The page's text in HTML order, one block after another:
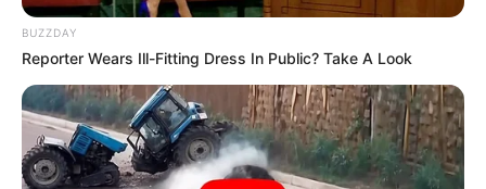
BUZZDAY
Reporter Wears Ill-Fitting Dress In Public? Take A Look